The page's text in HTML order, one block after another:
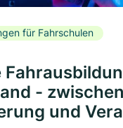
für Fahrschulen
- zwischen
und